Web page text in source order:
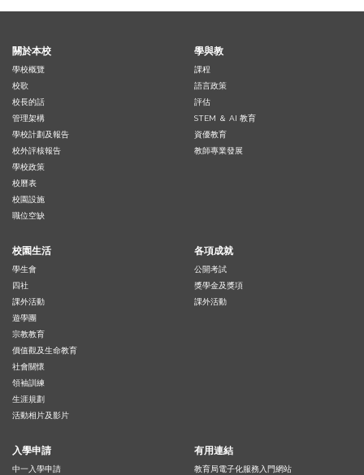
關於本校
學校概覽
校歌
校長的話
管理架構
學校計劃及報告
校外評核報告
學校政策
校曆表
校園設施
職位空缺
學與教
課程
語言政策
評估
STEM ＆ AI 教育
資優教育
教師專業發展
校園生活
學生會
四社
課外活動
遊學團
宗教教育
價值觀及生命教育
社會關懷
領袖訓練
生涯規劃
活動相片及影片
各項成就
公開考試
獎學金及獎項
課外活動
入學申請
中一入學申請
有用連結
教育局電子化服務入門網站